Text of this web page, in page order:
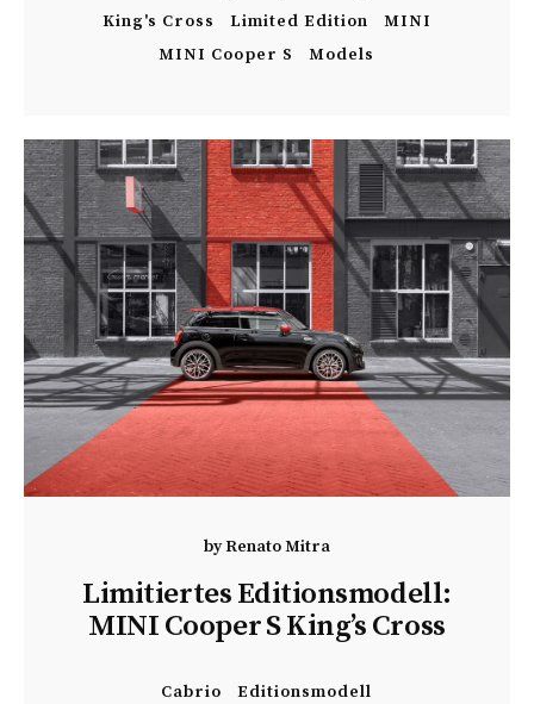
King's Cross
Limited Edition
MINI
MINI Cooper S
Models
byRenato Mitra
Limitiertes Editionsmodell:
MINI Cooper S King’s Cross
Cabrio
Editionsmodell